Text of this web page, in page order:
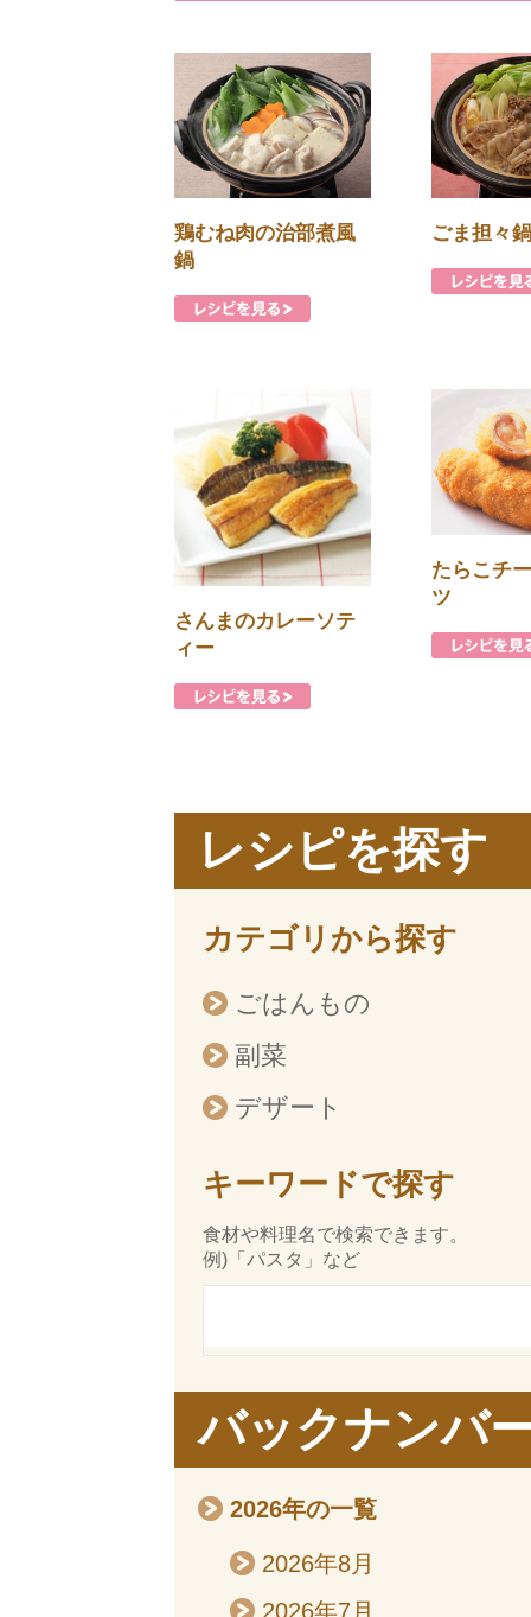
鶏むね肉の治部煮風
鍋
ごま担々
さんまのカレーソテ
ィー
たらこチ
ツ
レシピを探す
カテゴリから探す
ごはんもの
副菜
デザート
キーワードで探す
食材や料理名で検索できます。
例)「パスタ」など
バックナンバ
2026年の一覧
2026年8月
2026年7月